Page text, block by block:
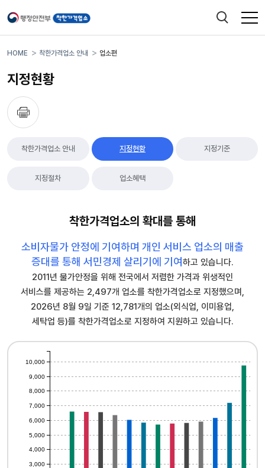
행정안전부 착한가격업소
검색창 열기
전체
HOME 착한가격업소 안내 업소편
지정현황
착한가격업소 안내 지정현황 지정기준
지정절차 업소혜택
착한가격업소의 확대를 통해
소비자물가 안정에 기여하며 개인 서비스 업소의 매출
증대를 통해 서민경제 살리기에 기여하고 있습니다.
2011년 물가안정을 위해 전국에서 저렴한 가격과 위생적인
서비스를 제공하는 2,497개 업소를 착한가격업소로 지정했으며,
2026년 8월 9일 기준 12,781개의 업소(외식업, 이미용업,
세탁업 등)를 착한가격업소로 지정하여 지원하고 있습니다.
3,000
4,000
5,000
6,000
7,000
8,000
9,000
10,000